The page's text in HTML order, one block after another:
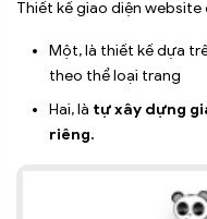
Thiết kế giao diện website
Một, là thiết kế dựa
theo thể loại trang
Hai, là tự xây dựng
riêng.